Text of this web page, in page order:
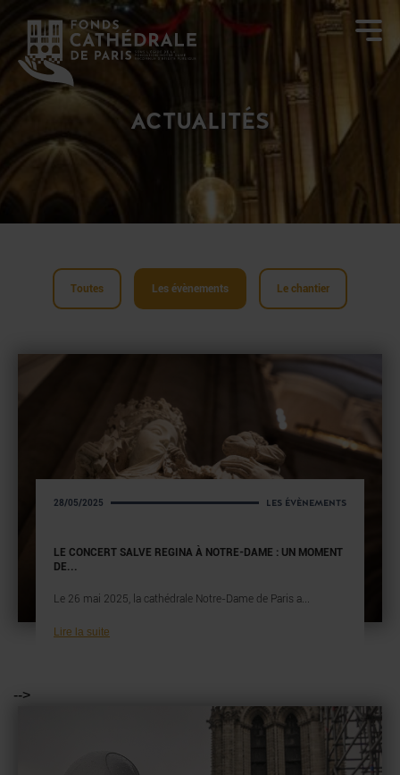
ACTUALITÉS
Toutes Les évènements Le chantier
28/05/2025 LES ÉVÈNEMENTS
LE CONCERT SALVE REGINA À NOTRE-DAME : UN MOMENT
DE...
Le 26 mai 2025, la cathédrale Notre-Dame de Paris a...
Lire la suite
-->